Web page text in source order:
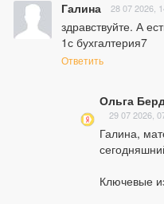
Галина 28 07 2026,
здравствуйте. А
1с бухгалтерия7
Ответить
Ольга
29 07 2026,
Галина,
Ключевые